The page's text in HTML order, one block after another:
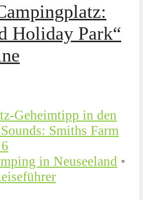
Holiday Park“
in Neuseeland •